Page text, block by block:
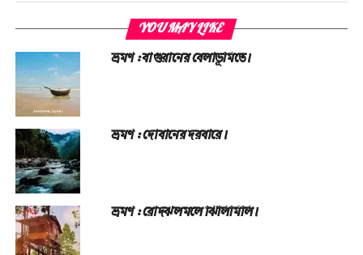
YOU MAY LIKE
ভ্রমণ : বাগুরানের বেলাভূমিতে।
ভ্রমণ : দোবানের দরবারে।
ভ্রমণ : রোদঝলমলে ঝিলিমিলি।